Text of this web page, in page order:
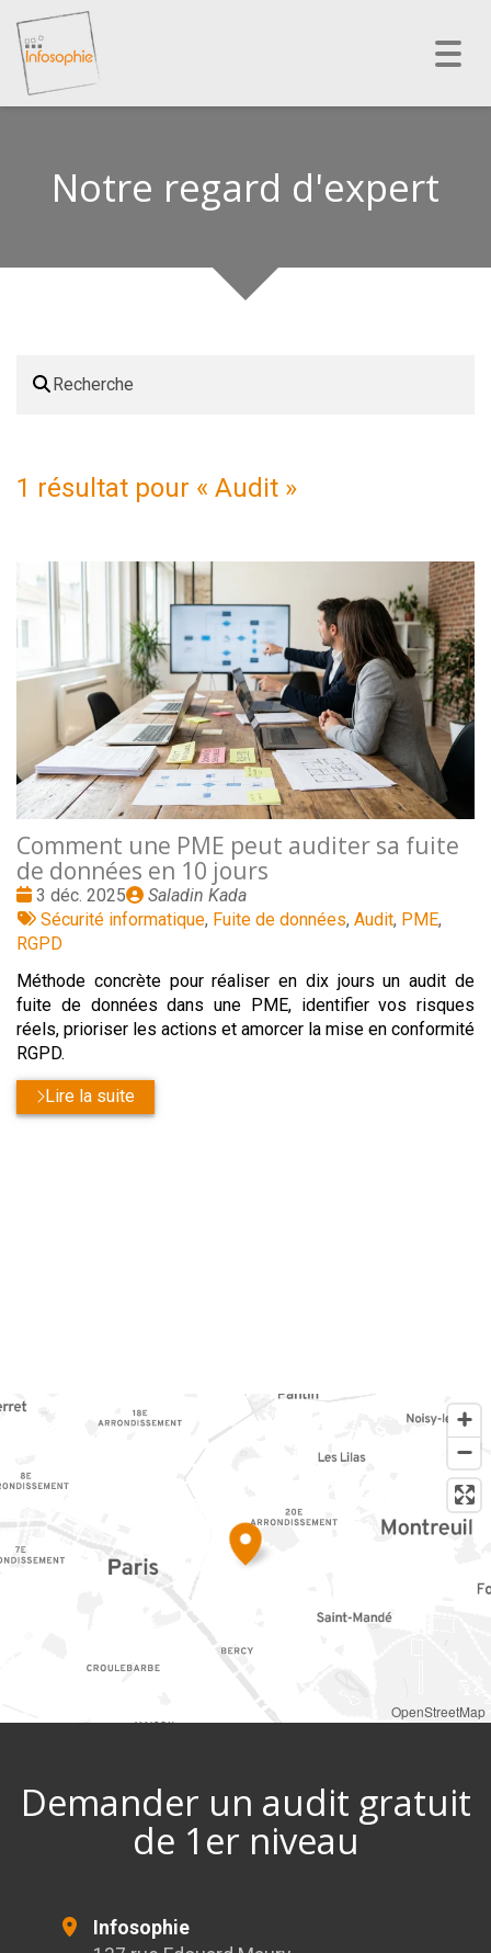
Notre regard d'expert
1 résultat pour « Audit »
Comment une PME peut auditer sa fuite
de données en 10 jours
Date
:
3 déc. 2025
Publié
par
Saladin Kada
Tags
:
Sécurité informatique, Fuite de données, Audit, PME,
RGPD
Méthode concrète pour réaliser en dix jours un audit de
fuite de données dans une PME, identifier vos risques
réels, prioriser les actions et amorcer la mise en conformité
RGPD.
Lire la suite
OpenStreetMap
Demander un audit gratuit
de 1er niveau
Infosophie